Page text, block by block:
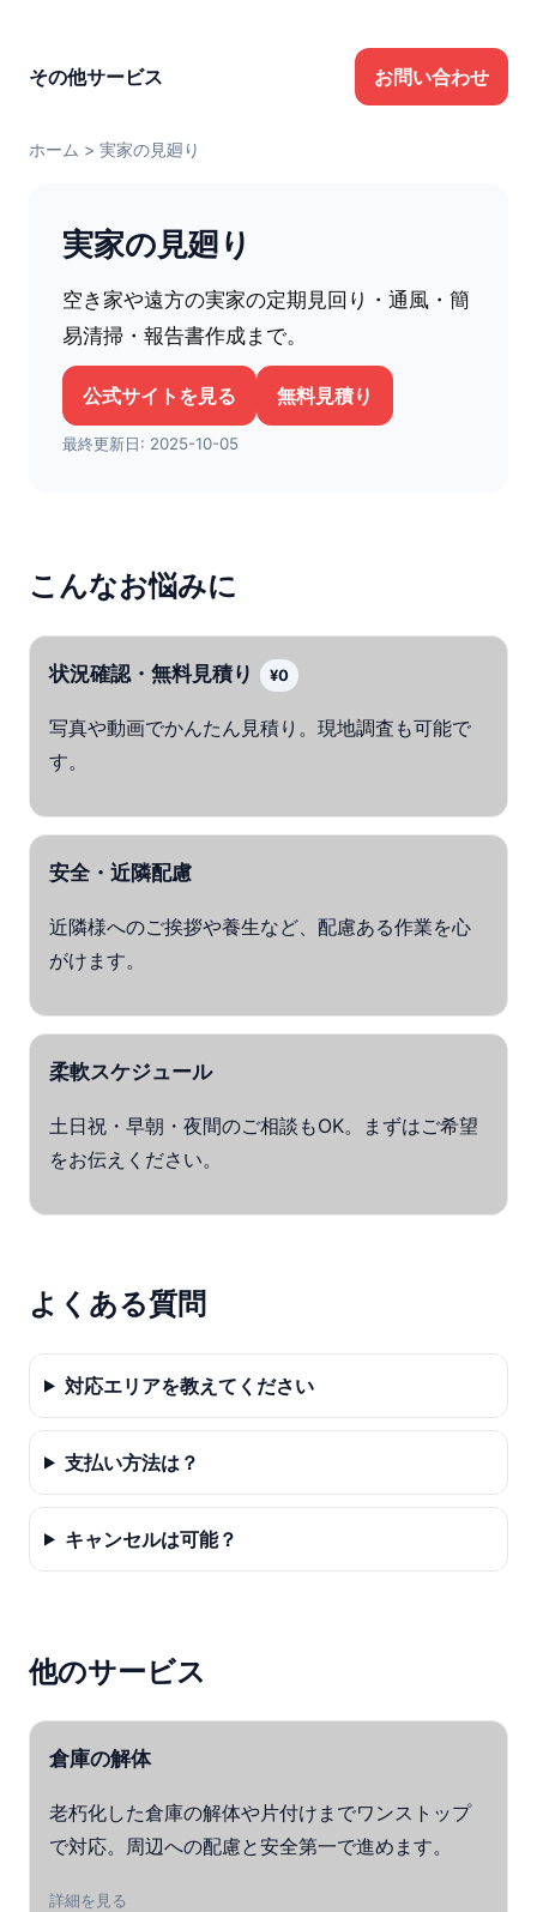
その他サービス お問い合わせ
ホーム > 実家の見廻り
実家の見廻り
空き家や遠方の実家の定期見回り・通風・簡
易清掃・報告書作成まで。
公式サイトを見る 無料見積り
最終更新日: 2025-10-05
こんなお悩みに
状況確認・無料見積り ¥0
写真や動画でかんたん見積り。現地調査も可能で
す。
安全・近隣配慮
近隣様へのご挨拶や養生など、配慮ある作業を心
がけます。
柔軟スケジュール
土日祝・早朝・夜間のご相談もOK。まずはご希望
をお伝えください。
よくある質問
対応エリアを教えてください
支払い方法は？
キャンセルは可能？
他のサービス
倉庫の解体
老朽化した倉庫の解体や片付けまでワンストップ
で対応。周辺への配慮と安全第一で進めます。
詳細を見る